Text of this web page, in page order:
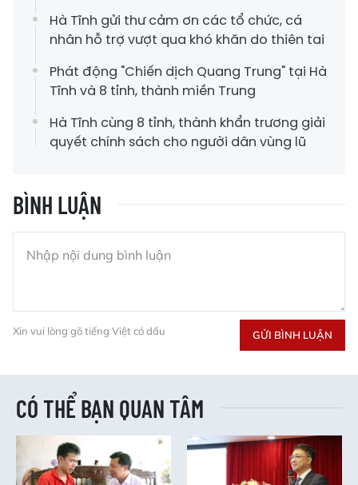
Hà Tĩnh gửi thư cảm ơn các tổ chức, cá
nhân hỗ trợ vượt qua khó khăn do thiên tai
Phát động "Chiến dịch Quang Trung" tại Hà
Tĩnh và 8 tỉnh, thành miền Trung
Hà Tĩnh cùng 8 tỉnh, thành khẩn trương giải
quyết chính sách cho người dân vùng lũ
BÌNH LUẬN
Xin vui lòng gõ tiếng Việt có dấu GỬI BÌNH LUẬN
CÓ THỂ BẠN QUAN TÂM